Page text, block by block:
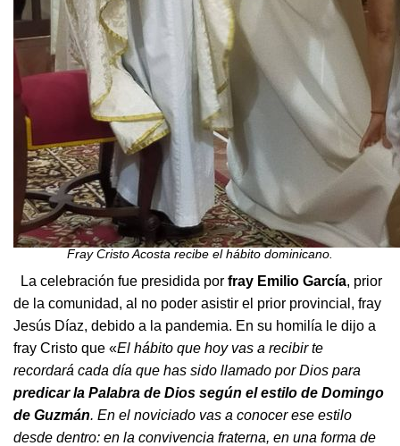
Fray Cristo Acosta recibe el hábito dominicano.
La celebración fue presidida por fray Emilio García, prior
de la comunidad, al no poder asistir el prior provincial, fray
Jesús Díaz, debido a la pandemia. En su homilía le dijo a
fray Cristo que «El hábito que hoy vas a recibir te
recordará cada día que has sido llamado por Dios para
predicar la Palabra de Dios según el estilo de Domingo
de Guzmán. En el noviciado vas a conocer ese estilo
desde dentro: en la convivencia fraterna, en una forma de